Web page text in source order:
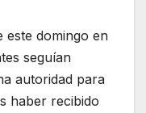
este domingo en
seguían
autoridad para
haber recibido